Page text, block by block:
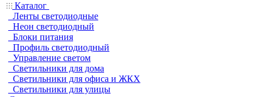
Каталог
Ленты светодиодные
Неон светодиодный
Блоки питания
Профиль светодиодный
Управление светом
Светильники для дома
Светильники для офиса и ЖКХ
Светильники для улицы